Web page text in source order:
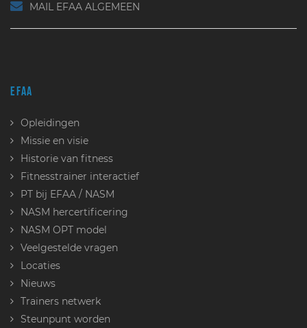
MAIL EFAA ALGEMEEN
EFAA
Opleidingen
Missie en visie
Historie van fitness
Fitnesstrainer interactief
PT bij EFAA / NASM
NASM hercertificering
NASM OPT model
Veelgestelde vragen
Locaties
Nieuws
Trainers netwerk
Steunpunt worden